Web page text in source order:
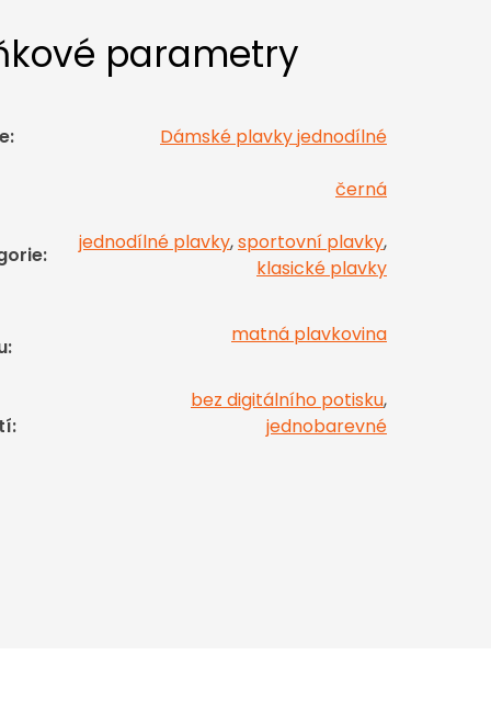
parametry
: Dámské plavky jednodílné
černá
:
jednodílné plavky,sportovní plavky,
klasické plavky
:
matná plavkovina
:
bez digitálního potisku,
jednobarevné